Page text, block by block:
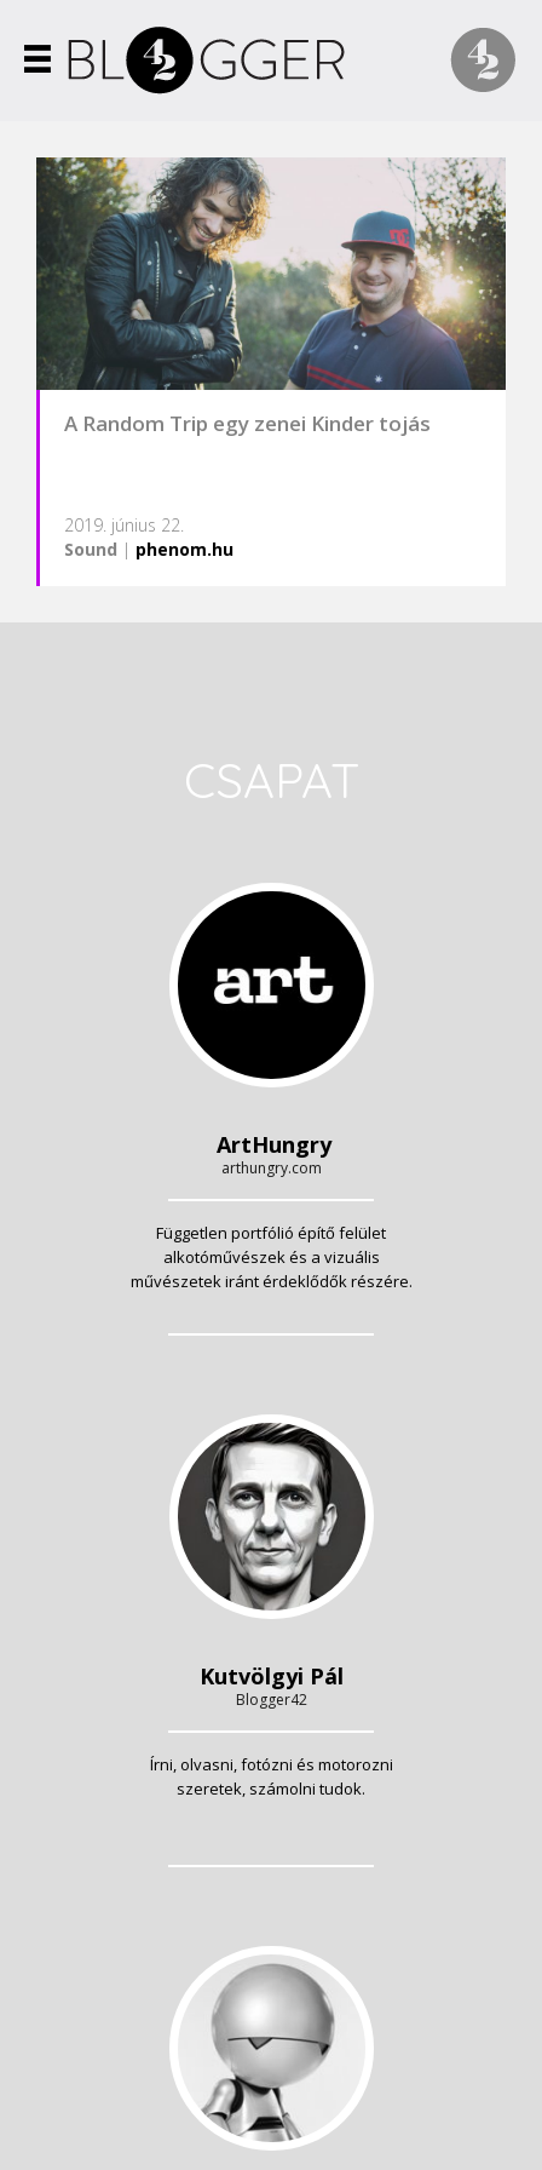
A Random Trip egy zenei Kinder tojás
2019. június 22.
Sound | phenom.hu
CSAPAT
ArtHungry
arthungry.com
Független portfólió építő felület
alkotóművészek és a vizuális
művészetek iránt érdeklődők részére.
Kutvölgyi Pál
Blogger42
Írni, olvasni, fotózni és motorozni
szeretek, számolni tudok.